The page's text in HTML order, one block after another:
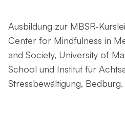
Ausbildung zur MBSR-
Center for Mindfulness in
and Society, University of
School und Institut für
Stressbewältigung, Bedburg.